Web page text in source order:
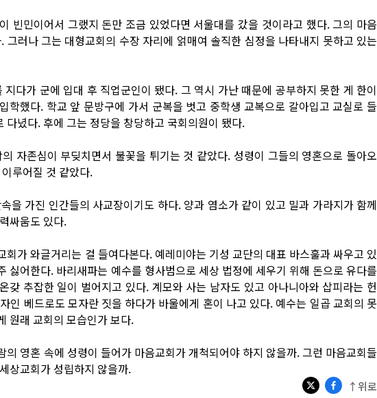
빈민이어서 그랬지 돈만 조금 있었다면 서울대를 갔을 것이라고 했다. 그의 마음
러나 그는 대형교회의 수장 자리에 얽매여 솔직한 심정을 나타내지 못하고 있는
다가 군에 입대 후 직업군인이 됐다. 그 역시 가난 때문에 공부하지 못한 게 한이
학했다. 학교 앞 문방구에 가서 군복을 벗고 중학생 교복으로 갈아입고 교실로 들
녔다. 후에 그는 정당을 창당하고 국회의원이 됐다.
자존심이 부딪치면서 불꽃을 튀기는 것 같았다. 성령이 그들의 영혼으로 돌아오
루어질 것 같았다.
을 가진 인간들의 사교장이기도 하다. 양과 염소가 같이 있고 밀과 가라지가 함께
싸움도 있다.
가 와글거리는 걸 들여다본다. 예레미야는 기성 교단의 대표 바스훌과 싸우고 있
싫어한다. 바리새파는 예수를 형사범으로 세상 법정에 세우기 위해 돈으로 유다를
갖 추잡한 일이 벌어지고 있다. 계모와 사는 남자도 있고 아나니아와 삽피라는 헌
인 베드로도 모자란 짓을 하다가 바울에게 혼이 나고 있다. 예수는 일곱 교회의 못
원래 교회의 모습인가 보다.
영혼 속에 성령이 들어가 마음교회가 개척되어야 하지 않을까. 그런 마음교회들
상교회가 성립하지 않을까.
↑위로